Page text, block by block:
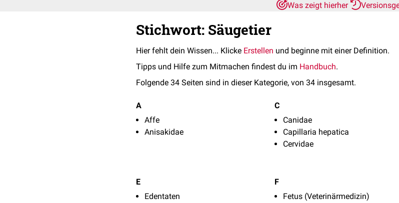
Was zeigt hierher
Stichwort: Säugetier
Hier fehlt dein Wissen... Klicke Erstellen und beginne mit einer Definition.
Tipps und Hilfe zum Mitmachen findest du im Handbuch.
Folgende 34 Seiten sind in dieser Kategorie, von 34 insgesamt.
A
Affe
Anisakidae
C
Canidae
Capillaria hepatica
Cervidae
E
Edentaten
F
Fetus (Veterinärmedizin)